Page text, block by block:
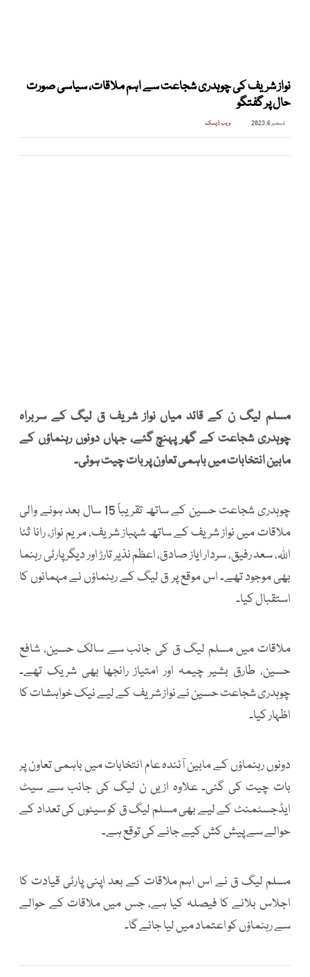
نواز شریف کی چوہدری شجاعت سے اہم ملاقات، سیاسی صورت
حال پر گفتگو
دسمبر 6, 2023 ویب ڈیسک
مسلم لیگ ن کے قائد میاں نواز شریف ق لیگ کے سربراہ
چوہدری شجاعت کے گھر پہنچ گئے، جہاں دونوں رہنماؤں کے
مابین انتخابات میں باہمی تعاون پر بات چیت ہوئی۔
چوہدری شجاعت حسین کے ساتھ تقریباً 15 سال بعد ہونے والی
ملاقات میں نواز شریف کے ساتھ شہباز شریف، مریم نواز، رانا ثنا
اللہ، سعد رفیق، سردار ایاز صادق، اعظم نذیر تارڑ اور دیگر پارٹی رہنما
بھی موجود تھے۔ اس موقع پر ق لیگ کے رہنماؤں نے مہمانوں کا
استقبال کیا۔
ملاقات میں مسلم لیگ ق کی جانب سے سالک حسین، شافع
حسین، طارق بشیر چیمہ اور امتیاز رانجھا بھی شریک تھے۔
چوہدری شجاعت حسین نے نواز شریف کے لیے نیک خواہشات کا
اظہار کیا۔
دونوں رہنماؤں کے مابین آئندہ عام انتخابات میں باہمی تعاون پر
بات چیت کی گئی۔ علاوہ ازیں ن لیگ کی جانب سے سیٹ
ایڈجسٹمنٹ کے لیے بھی مسلم لیگ ق کو سیٹوں کی تعداد کے
حوالے سے پیش کش کیے جانے کی توقع ہے۔
مسلم لیگ ق نے اس اہم ملاقات کے بعد اپنی پارٹی قیادت کا
اجلاس بلانے کا فیصلہ کیا ہے، جس میں ملاقات کے حوالے
سے رہنماؤں کو اعتماد میں لیا جائے گا۔